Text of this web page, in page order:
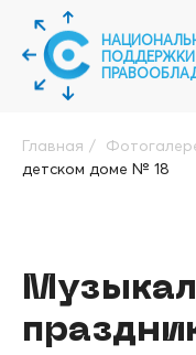
ПОДДЕРЖКИ
Главная /
детском доме № 18